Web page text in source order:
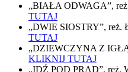
„BIAŁA ODWAGA”,
TUTAJ
„DWIE SIOSTRY”, reż.
TUTAJ
„DZIEWCZYNA Z
KLIKNIJ TUTAJ
„IDŹ POD PRĄD”, reż.